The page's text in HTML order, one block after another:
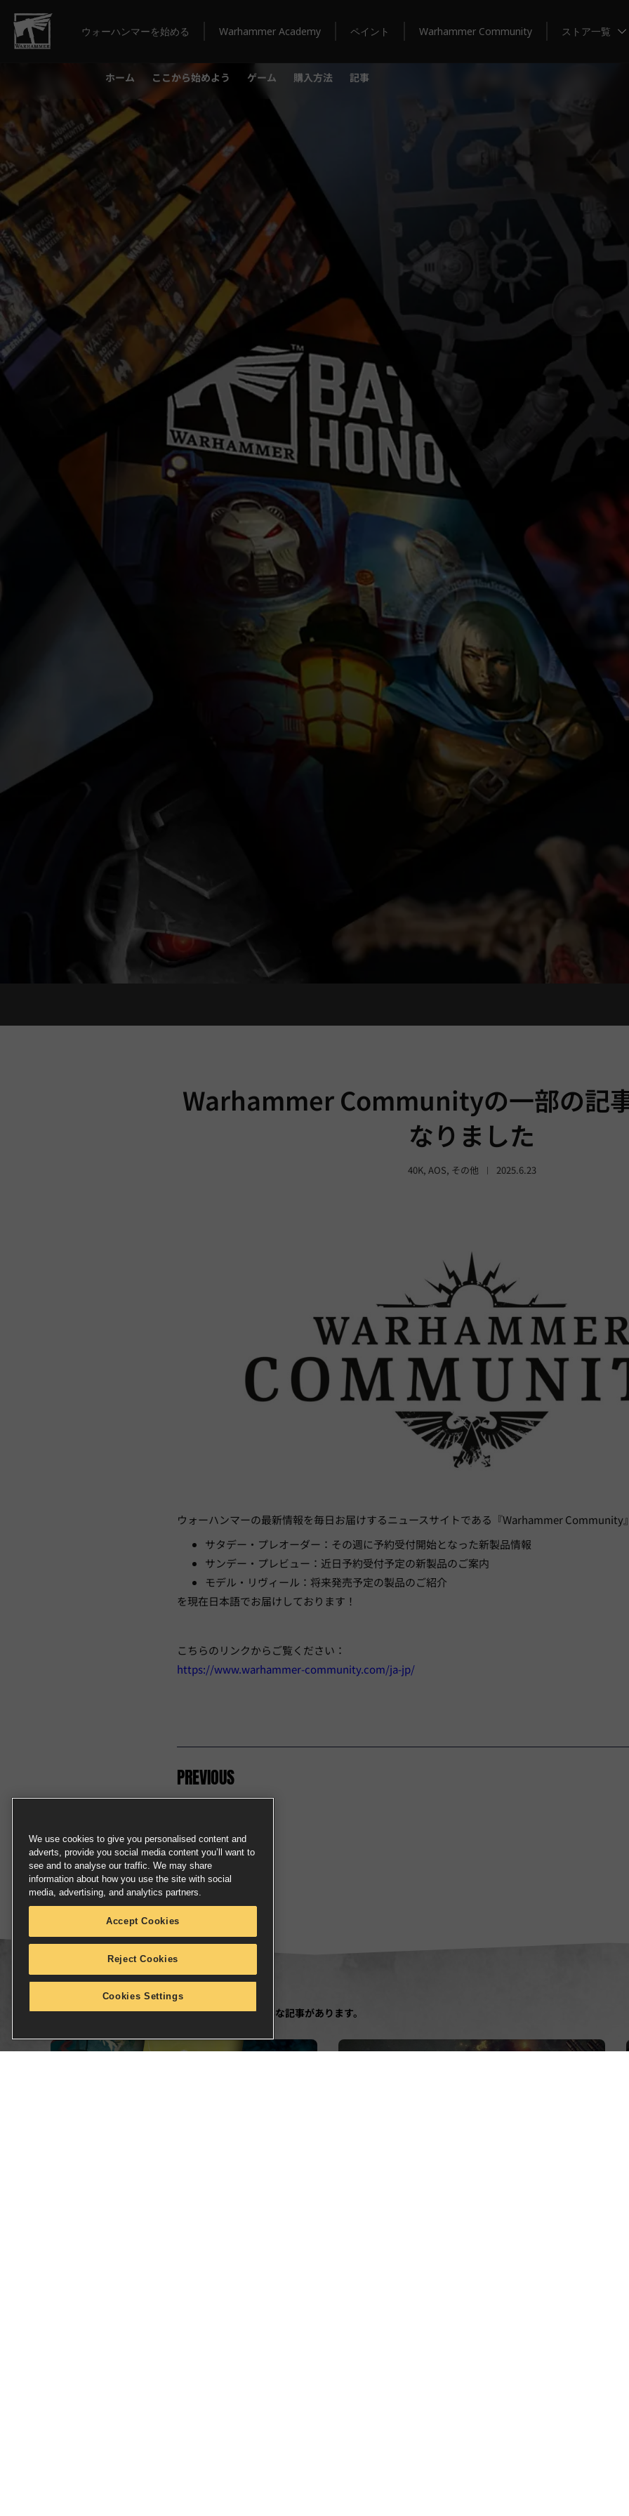
ウォーハンマーを始める Warhammer Academy ペイント Warhammer Community ストア一覧
ホーム ここから始めよう ゲーム 購入方法 記事
Warhammer Communityの一部の記
なりました
40K, AOS, その他 2025.6.23
ウォーハンマーの最新情報を毎日お届けするニュースサイトである『Warhammer Community
サタデー・プレオーダー：その週に予約受付開始となった新製品情報
サンデー・プレビュー：近日予約受付予定の新製品のご案内
モデル・リヴィール：将来発売予定の製品のご紹介
を現在日本語でお届けしております！
こちらのリンクからご覧ください：
https://www.warhammer-community.com/ja-jp/
PREVIOUS
READ MORE この記事のほかにも、こんな記事があります。
We use cookies to give you personalised content and
adverts, provide you social media content you’ll want to
see and to analyse our traffic. We may share
information about how you use the site with social
media, advertising, and analytics partners.
Accept Cookies
Reject Cookies
Cookies Settings